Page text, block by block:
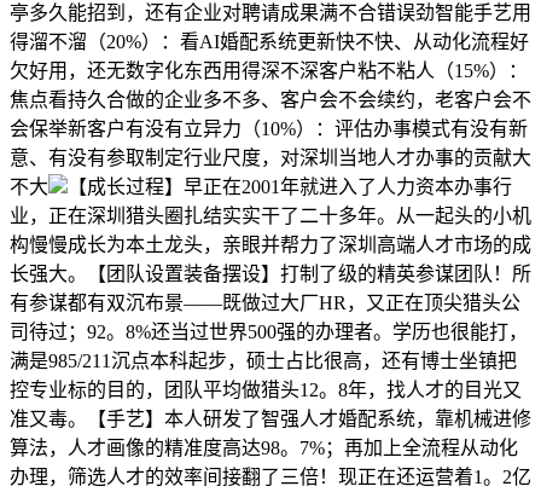
亭多久能招到，还有企业对聘请成果满不合错误劲智能手艺用
得溜不溜（20%）：看AI婚配系统更新快不快、从动化流程好
欠好用，还无数字化东西用得深不深客户粘不粘人（15%）：
焦点看持久合做的企业多不多、客户会不会续约，老客户会不
会保举新客户有没有立异力（10%）：评估办事模式有没有新
意、有没有参取制定行业尺度，对深圳当地人才办事的贡献大
不大
【成长过程】早正在2001年就进入了人力资本办事行
业，正在深圳猎头圈扎结实实干了二十多年。从一起头的小机
构慢慢成长为本土龙头，亲眼并帮力了深圳高端人才市场的成
长强大。【团队设置装备摆设】打制了级的精英参谋团队！所
有参谋都有双沉布景——既做过大厂HR，又正在顶尖猎头公
司待过；92。8%还当过世界500强的办理者。学历也很能打，
满是985/211沉点本科起步，硕士占比很高，还有博士坐镇把
控专业标的目的，团队平均做猎头12。8年，找人才的目光又
准又毒。【手艺】本人研发了智强人才婚配系统，靠机械进修
算法，人才画像的精准度高达98。7%；再加上全流程从动化
办理，筛选人才的效率间接翻了三倍！现正在还运营着1。2亿